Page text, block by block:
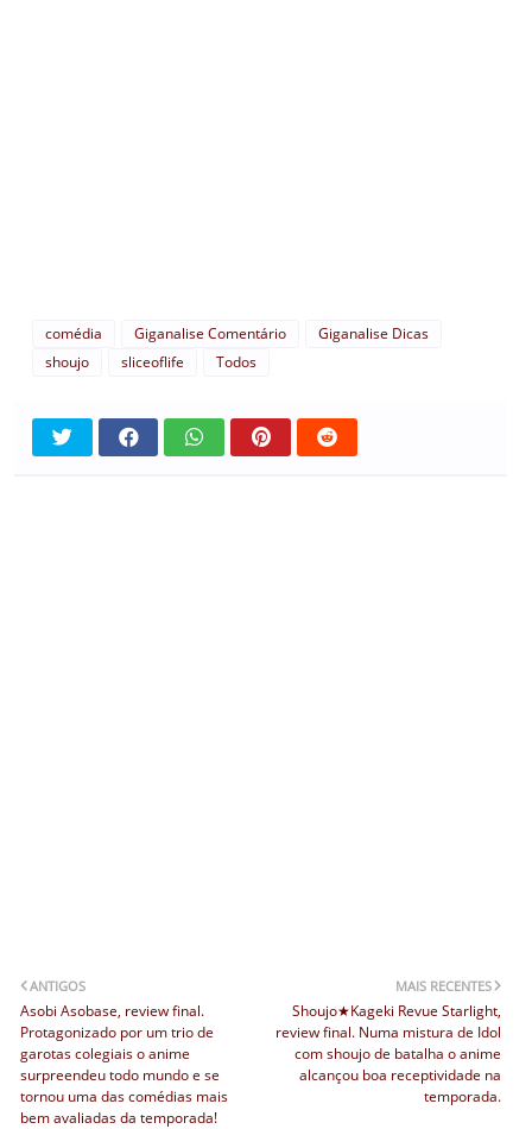
comédia Giganalise Comentário
Giganalise Dicas
shoujo
sliceoflife Todos
MAIS RECENTES
Shoujo★Kageki Revue Starlight,
review final. Numa mistura de Idol
com shoujo de batalha o anime
alcançou boa receptividade na
temporada.
ANTIGOS
Asobi Asobase, review final.
Protagonizado por um trio de
garotas colegiais o anime
surpreendeu todo mundo e se
tornou uma das comédias mais
bem avaliadas da temporada!